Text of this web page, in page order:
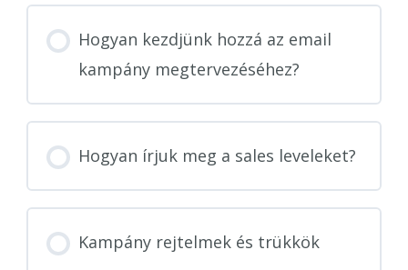
Hogyan kezdjünk hozzá az email
kampány megtervezéséhez?
Hogyan írjuk meg a sales leveleket?
Kampány rejtelmek és trükkök